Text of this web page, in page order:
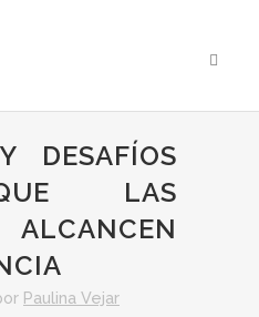
DESAFÍOS
LAS
ALCANCEN
Paulina Vejar